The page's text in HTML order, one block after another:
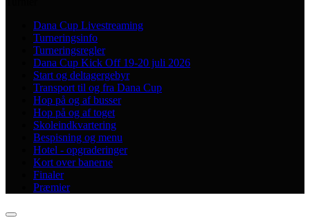
Dana Cup Livestreaming
Turneringsinfo
Turneringsregler
Dana Cup Kick Off 19-20 juli 2026
Start og deltagergebyr
Transport til og fra Dana Cup
Hop på og af busser
Hop på og af toget
Skoleindkvartering
Bespisning og menu
Hotel - opgraderinger
Kort over banerne
Finaler
Præmier